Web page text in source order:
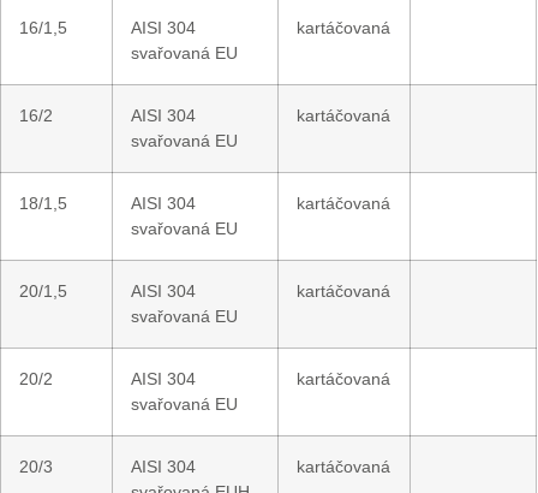
16/1,5
AISI 304
svařovaná EU
kartáčovaná
16/2
AISI 304
svařovaná EU
kartáčovaná
18/1,5
AISI 304
svařovaná EU
kartáčovaná
20/1,5
AISI 304
svařovaná EU
kartáčovaná
20/2
AISI 304
svařovaná EU
kartáčovaná
20/3
AISI 304
kartáčovaná